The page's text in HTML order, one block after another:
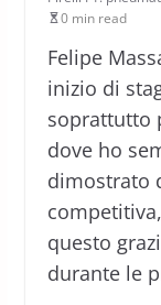
0 min read
Felipe
inizio di
soprattutto
dove ho
dimostrato
questo
durante le